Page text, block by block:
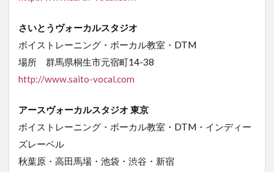
さいとうヴォーカルスタジオ
ボイストレーニング・ボーカル教室・DTM
場所 群馬県桐生市元宿町14-38
http://www.saito-vocal.com
アースヴォーカルスタジオ 東京
ボイストレーニング・ボーカル教室・DTM・インディー
ズレーベル
秋葉原・高田馬場・池袋・渋谷・新宿